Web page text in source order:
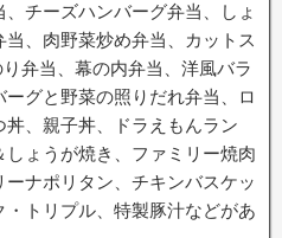
チーズハンバーグ弁当、しょ
、肉野菜炒め弁当、カットス
弁当、幕の内弁当、洋風バラ
グと野菜の照りだれ弁当、ロ
、親子丼、ドラえもんラン
ょうが焼き、ファミリー焼肉
ナポリタン、チキンバスケッ
・トリプル、特製豚汁などがあ